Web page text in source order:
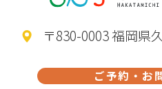
〒830-0003 福岡県
ご予約・お